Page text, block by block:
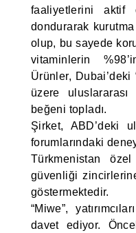
faaliyetlerini aktif
dondurarak
olup, bu sayede
vitaminlerin
Ürünler,
üzere
beğeni topladı.
Şirket, ABD’deki
forumlarındaki
Türkmenistan
güvenliği
göstermektedir.
“Miwe”,
davet ediyor.